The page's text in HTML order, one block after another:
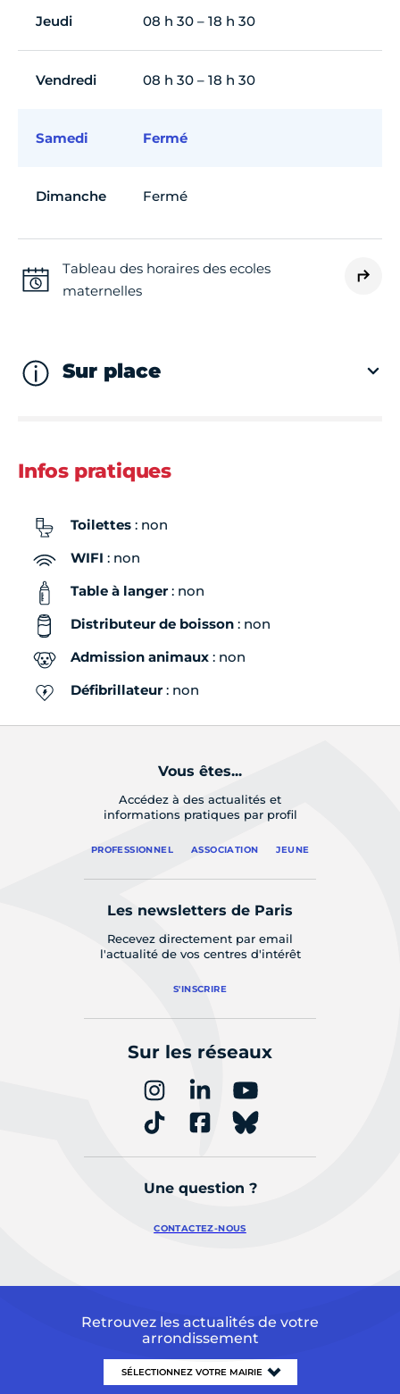
Jeudi 08 h 30 – 18 h 30
Vendredi 08 h 30 – 18 h 30
Samedi Fermé
Dimanche Fermé
Tableau des horaires des ecoles
maternelles
Sur place
Infos pratiques
Toilettes : non
WIFI : non
Table à langer: non
Distributeur de boisson : non
Admission animaux : non
Défibrillateur: non
Vous êtes...
Accédez à des actualités et
informations pratiques par profil
PROFESSIONNEL ASSOCIATION JEUNE
Les newsletters de Paris
Recevez directement par email
l'actualité de vos centres d'intérêt
S'INSCRIRE
Sur les réseaux
Une question ?
CONTACTEZ-NOUS
Retrouvez les actualités de votre
arrondissement